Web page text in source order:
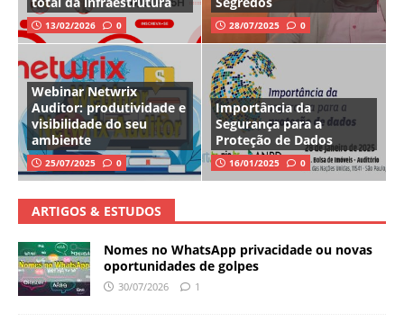
13/02/2026 0 28/07/2025 0
Webinar Netwrix
Auditor: produtividade e
visibilidade do seu
ambiente
25/07/2025 0
Importância da
Segurança para a
Proteção de Dados
16/01/2025 0
ARTIGOS & ESTUDOS
Nomes no WhatsApp privacidade ou novas
oportunidades de golpes
30/07/2026 1